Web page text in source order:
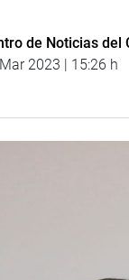
de Noticias del
2023 | 15:26 h